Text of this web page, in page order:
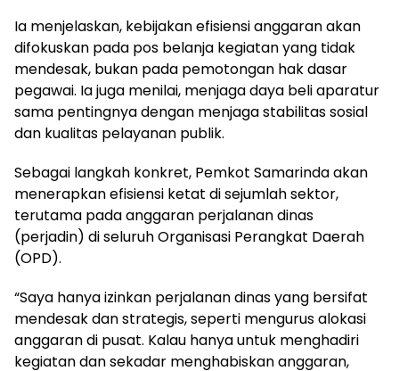
Ia menjelaskan, kebijakan efisiensi anggaran akan
difokuskan pada pos belanja kegiatan yang tidak
mendesak, bukan pada pemotongan hak dasar
pegawai. Ia juga menilai, menjaga daya beli aparatur
sama pentingnya dengan menjaga stabilitas sosial
dan kualitas pelayanan publik.
Sebagai langkah konkret, Pemkot Samarinda akan
menerapkan efisiensi ketat di sejumlah sektor,
terutama pada anggaran perjalanan dinas
(perjadin) di seluruh Organisasi Perangkat Daerah
(OPD).
“Saya hanya izinkan perjalanan dinas yang bersifat
mendesak dan strategis, seperti mengurus alokasi
anggaran di pusat. Kalau hanya untuk menghadiri
kegiatan dan sekadar menghabiskan anggaran,